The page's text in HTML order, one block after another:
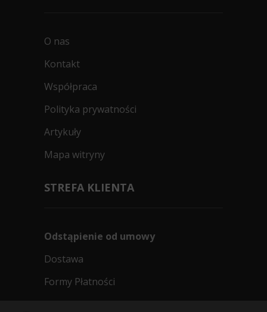
O nas
Kontakt
Współpraca
Polityka prywatności
Artykuły
Mapa witryny
STREFA KLIENTA
Odstąpienie od umowy
Dostawa
Formy Płatności